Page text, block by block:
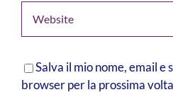
Salva il mio nome, email e
browser per la prossima